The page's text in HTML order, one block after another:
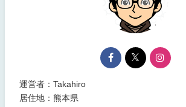
運営者：Takahiro
居住地：熊本県